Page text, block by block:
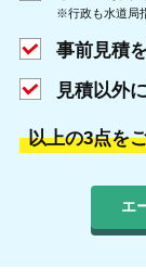
※行政も水道局
事前見積
見積以外
以上の3点を
エ